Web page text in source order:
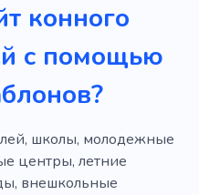
клуб
Кролик
конного
с помощью
школы, молодежные
центры, летние
внешкольные